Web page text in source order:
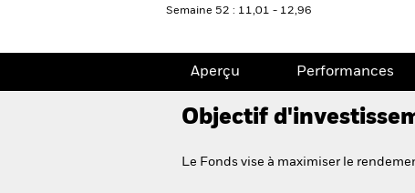
Semaine 52 : 11,01 - 12,96
Aperçu Performances
Objectif
Le Fonds vise à maximiser le